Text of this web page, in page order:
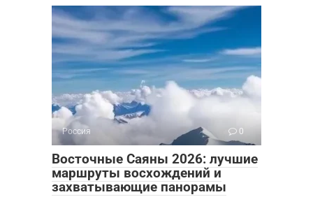
Россия 0
Восточные Саяны 2026: лучшие
маршруты восхождений и
захватывающие панорамы